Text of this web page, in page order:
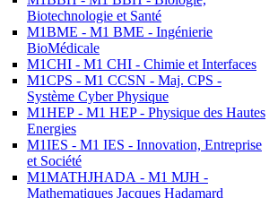
Biotechnologie et Santé
M1BME - M1 BME - Ingénierie
BioMédicale
M1CHI - M1 CHI - Chimie et Interfaces
M1CPS - M1 CCSN - Maj. CPS -
Système Cyber Physique
M1HEP - M1 HEP - Physique des Hautes
Energies
M1IES - M1 IES - Innovation, Entreprise
et Société
M1MATHJHADA - M1 MJH -
Mathematiques Jacques Hadamard